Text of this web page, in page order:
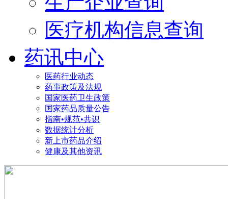
医疗机构信息查询
药讯中心
医药行业动态
药事政策及法规
国家医药卫生政策
国家药品质量公告
指南•规范•共识
数据统计分析
新上市药品介绍
健康及其他资讯